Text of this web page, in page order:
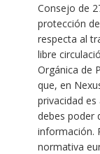
Consejo de
protección
respecta al
libre
Orgánica de
que, en
privacidad
debes poder
información.
normativa